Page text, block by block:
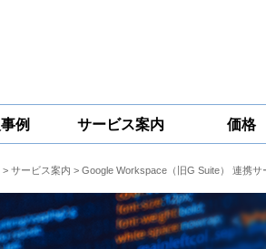
一答 コラム
例 サービス案内
Google
Workspace開発
サービス
Google
Workspace機能
拡張サポート
価格
> サービス案内 > Google Workspace（旧G Suite） 連携サ